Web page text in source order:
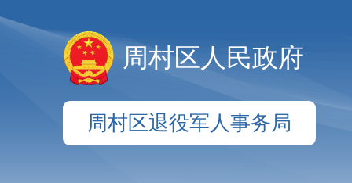
周村区人民政府
周村区退役军人事务局